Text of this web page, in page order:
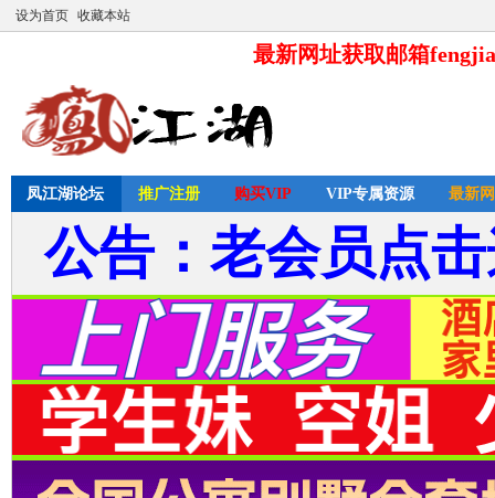
设为首页 收藏本站
最新网址获取邮箱
凤江湖论坛 推广注册 购买VIP VIP专属资源 最新
公告：老会员点